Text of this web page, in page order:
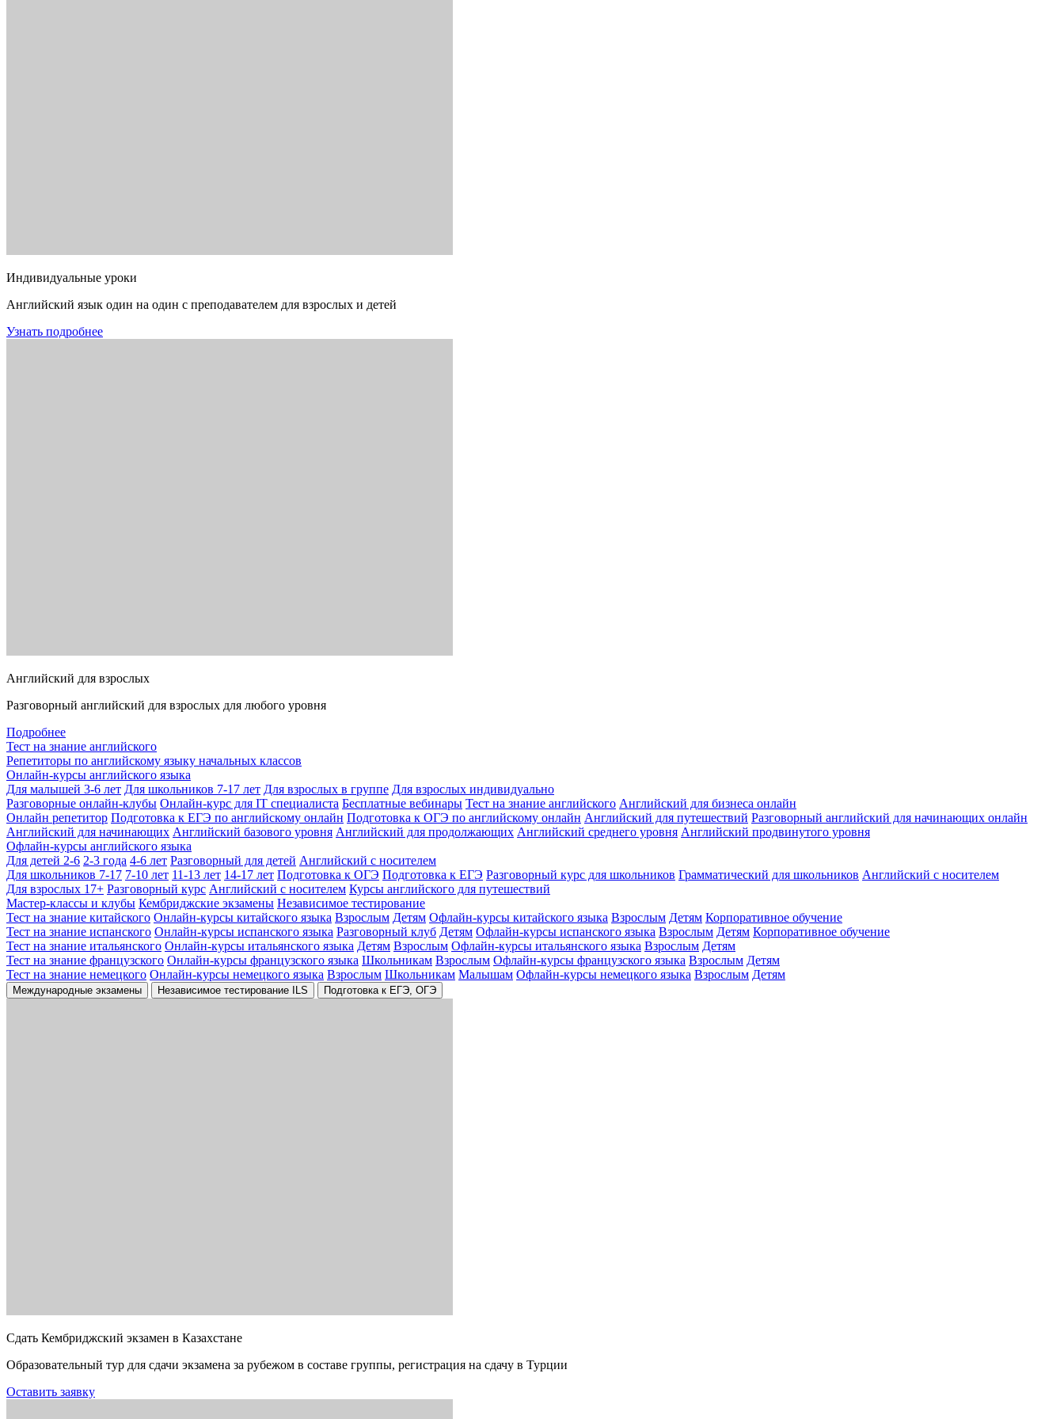
Индивидуальные уроки
Английский язык один на один с преподавателем для взрослых и детей
Узнать подробнее
Английский для взрослых
Разговорный английский для взрослых для любого уровня
Подробнее
Тест на знание английского
Репетиторы по английскому языку начальных классов
Онлайн-курсы английского языка
Для малышей 3-6 лет Для школьников 7-17 лет Для взрослых в группе Для взрослых индивидуально
Разговорные онлайн-клубы Онлайн-курс для IT специалиста Бесплатные вебинары Тест на знание английского Английский для бизнеса онлайн
Онлайн репетитор Подготовка к ЕГЭ по английскому онлайн Подготовка к ОГЭ по английскому онлайн Английский для путешествий Разговорный английский для начинающих онлайн
Английский для начинающих Английский базового уровня Английский для продолжающих Английский среднего уровня Английский продвинутого уровня
Офлайн-курсы английского языка
Для детей 2-6 2-3 года 4-6 лет Разговорный для детей Английский с носителем
Для школьников 7-17 7-10 лет 11-13 лет 14-17 лет Подготовка к ОГЭ Подготовка к ЕГЭ Разговорный курс для школьников Грамматический для школьников Английский с носителем
Для взрослых 17+ Разговорный курс Английский с носителем Курсы английского для путешествий
Мастер-классы и клубы Кембриджские экзамены Независимое тестирование
Тест на знание китайского Онлайн-курсы китайского языка Взрослым Детям Офлайн-курсы китайского языка Взрослым Детям Корпоративное обучение
Тест на знание испанского Онлайн-курсы испанского языка Разговорный клуб Детям Офлайн-курсы испанского языка Взрослым Детям Корпоративное обучение
Тест на знание итальянского Онлайн-курсы итальянского языка Детям Взрослым Офлайн-курсы итальянского языка Взрослым Детям
Тест на знание французского Онлайн-курсы французского языка Школьникам Взрослым Офлайн-курсы французского языка Взрослым Детям
Тест на знание немецкого Онлайн-курсы немецкого языка Взрослым Школьникам Малышам Офлайн-курсы немецкого языка Взрослым Детям
Международные экзамены Независимое тестирование ILS Подготовка к ЕГЭ, ОГЭ
Сдать Кембриджский экзамен в Казахстане
Образовательный тур для сдачи экзамена за рубежом в составе группы, регистрация на сдачу в Турции
Оставить заявку